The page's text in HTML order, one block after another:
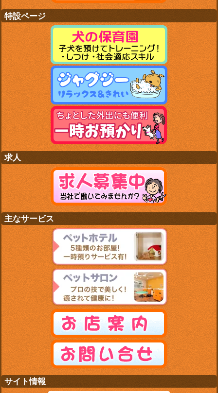
特設ページ
求人
主なサービス
サイト情報